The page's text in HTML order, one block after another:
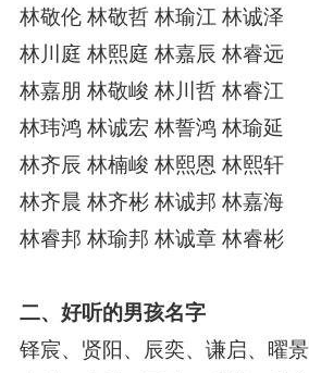
林敬伦 林敬哲 林瑜江 林诚泽
林川庭 林熙庭 林嘉辰 林睿远
林嘉朋 林敬峻 林川哲 林睿江
林玮鸿 林诚宏 林誓鸿 林瑜延
林齐辰 林楠峻 林熙恩 林熙轩
林齐晨 林齐彬 林诚邦 林嘉海
林睿邦 林瑜邦 林诚章 林睿彬
二、好听的男孩名字
铎宸、贤阳、辰奕、谦启、曜景